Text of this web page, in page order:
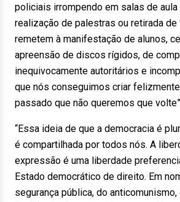
policiais irrompendo em salas de aula
realização de palestras ou retirada
remetem à manifestação de alunos,
apreensão de discos rígidos, de
inequivocamente autoritários e
que nós conseguimos criar
passado que não queremos que
“Essa ideia de que a democracia é
é compartilhada por todos nós. A
expressão é uma liberdade
Estado democrático de direito. Em
segurança pública, do anticomunismo,